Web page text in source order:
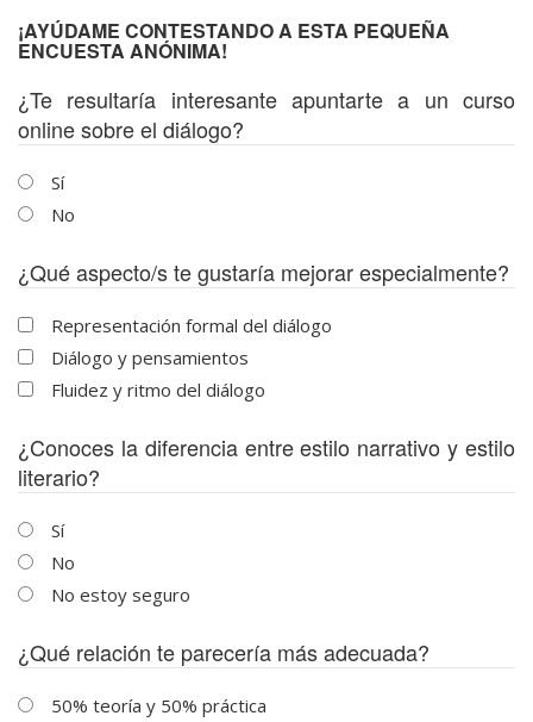
¡AYÚDAME CONTESTANDO A ESTA PEQUEÑA
ENCUESTA ANÓNIMA!
¿Te resultaría interesante apuntarte a un curso
online sobre el diálogo?
Sí
No
¿Qué aspecto/s te gustaría mejorar especialmente?
Representación formal del diálogo
Diálogo y pensamientos
Fluidez y ritmo del diálogo
¿Conoces la diferencia entre estilo narrativo y estilo
literario?
Sí
No
No estoy seguro
¿Qué relación te parecería más adecuada?
50% teoría y 50% práctica